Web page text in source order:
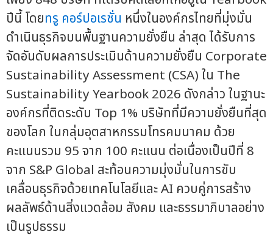
ปีนี้ โดยทรู คอร์ปอเรชั่น หนึ่งในองค์กรไทยที่มุ่งมั่น
ดำเนินธุรกิจบนพื้นฐานความยั่งยืน ล่าสุด ได้รับการ
จัดอันดับผลการประเมินด้านความยั่งยืน Corporate
Sustainability Assessment (CSA) ใน The
Sustainability Yearbook 2026 ดังกล่าว ในฐานะ
องค์กรที่ติดระดับ Top 1% บริษัทที่มีความยั่งยืนที่สุด
ของโลก ในกลุ่มอุตสาหกรรมโทรคมนาคม ด้วย
คะแนนรวม 95 จาก 100 คะแนน ต่อเนื่องเป็นปีที่ 8
จาก S&P Global สะท้อนความมุ่งมั่นในการขับ
เคลื่อนธุรกิจด้วยเทคโนโลยีและ AI ควบคู่การสร้าง
ผลลัพธ์ด้านสิ่งแวดล้อม สังคม และธรรมาภิบาลอย่าง
เป็นรูปธรรม